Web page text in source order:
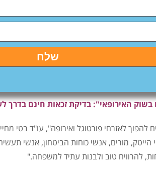
שלח
האירופאי": בדיקת זכאות חינם בדרך
להפוך לאזרחי פורטוגל ואירופה", עו"ד בטי
הייטק, מורים, אנשי כוחות הביטחון, אנשי
להרוויח טוב ולבנות עתיד למשפחה."